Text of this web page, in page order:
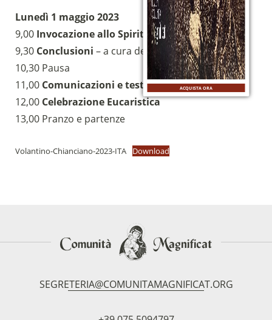
Lunedì 1 maggio 2023
9,00 Invocazione allo Spirito Santo
9,30 Conclusioni – a cura dei responsabili generali
10,30 Pausa
11,00 Comunicazioni e testimonianze
12,00 Celebrazione Eucaristica
13,00 Pranzo e partenze
Volantino-Chianciano-2023-ITA Download
SEGRETERIA@COMUNITAMAGNIFICAT.ORG
ACQUISTA ORA